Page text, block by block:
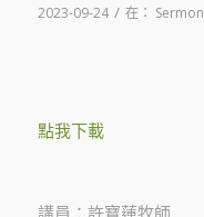
2023-09-24 / 在： Sermon
點我下載
講員：許寶蓮牧師